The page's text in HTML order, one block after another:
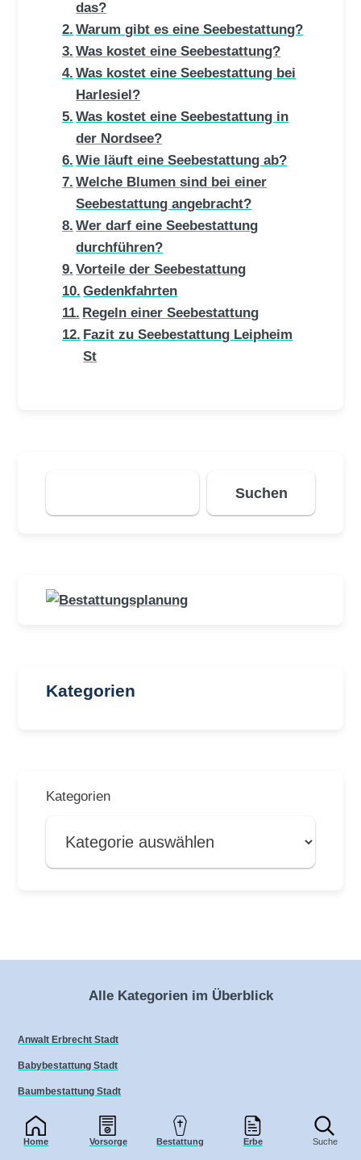
Home Vorsorge Bestattung Erbe Suche
das?
Warum gibt es eine Seebestattung?
Was kostet eine Seebestattung?
Was kostet eine Seebestattung bei
Harlesiel?
Was kostet eine Seebestattung in
der Nordsee?
Wie läuft eine Seebestattung ab?
Welche Blumen sind bei einer
Seebestattung angebracht?
Wer darf eine Seebestattung
durchführen?
Vorteile der Seebestattung
Gedenkfahrten
Regeln einer Seebestattung
Fazit zu Seebestattung Leipheim
St
Suchen
Suchen
Kategorien
Kategorien
Alle Kategorien im Überblick
Anwalt Erbrecht Stadt
Babybestattung Stadt
Baumbestattung Stadt
Beerdigung Stadt
Beerdigungsinstitut Stadt